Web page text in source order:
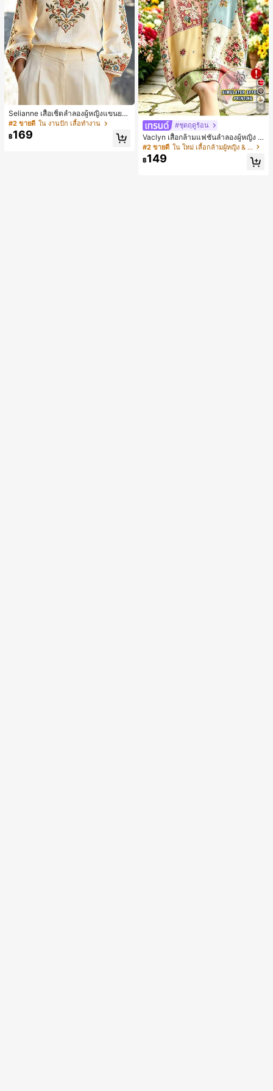
Selianne เสื้อเชิ้ตลำลองผู้หญิงแขนยา
ว คอวีเว้า ลายดอกไม้
#2 ขายดี ใน งานปัก เสื้อทำงาน
฿169
16
#ชุดฤดูร้อน
Vaclyn เสื้อกล้ามแฟชั่นลำลองผู้หญิง ล
ายแพตช์เวิร์ก แขนกุด คอกลม ติดกระดุ
ม
#2 ขายดี ใน ใหม่ เสื้อกล้ามผู้หญิง & Camis
฿149